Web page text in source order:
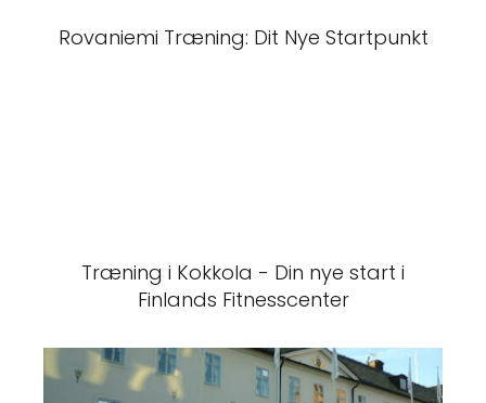
Rovaniemi Træning: Dit Nye Startpunkt
Træning i Kokkola - Din nye start i
Finlands Fitnesscenter